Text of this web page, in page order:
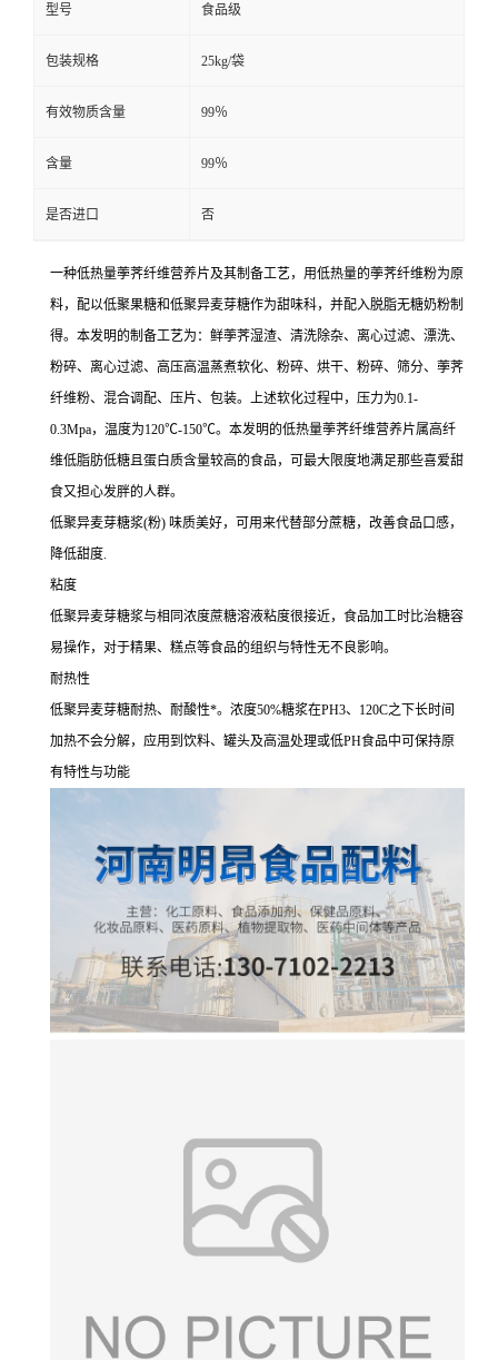
型号 食品级
包装规格 25kg/袋
有效物质含量 99％
含量 99％
是否进口 否
一种低热量荸荠纤维营养片及其制备工艺，用低热量的荸荠纤维粉为原
料，配以低聚果糖和低聚异麦芽糖作为甜味科，并配入脱脂无糖奶粉制
得。本发明的制备工艺为：鲜荸荠湿渣、清洗除杂、离心过滤、漂洗、
粉碎、离心过滤、高压高温蒸煮软化、粉碎、烘干、粉碎、筛分、荸荠
纤维粉、混合调配、压片、包装。上述软化过程中，压力为0.1-
0.3Mpa，温度为120℃-150℃。本发明的低热量荸荠纤维营养片属高纤
维低脂肪低糖且蛋白质含量较高的食品，可最大限度地满足那些喜爱甜
食又担心发胖的人群。
低聚异麦芽糖浆(粉) 味质美好，可用来代替部分蔗糖，改善食品口感，
降低甜度.
粘度
低聚异麦芽糖浆与相同浓度蔗糖溶液粘度很接近，食品加工时比治糖容
易操作，对于精果、糕点等食品的组织与特性无不良影响。
耐热性
低聚异麦芽糖耐热、耐酸性*。浓度50%糖浆在PH3、120C之下长时间
加热不会分解，应用到饮料、罐头及高温处理或低PH食品中可保持原
有特性与功能